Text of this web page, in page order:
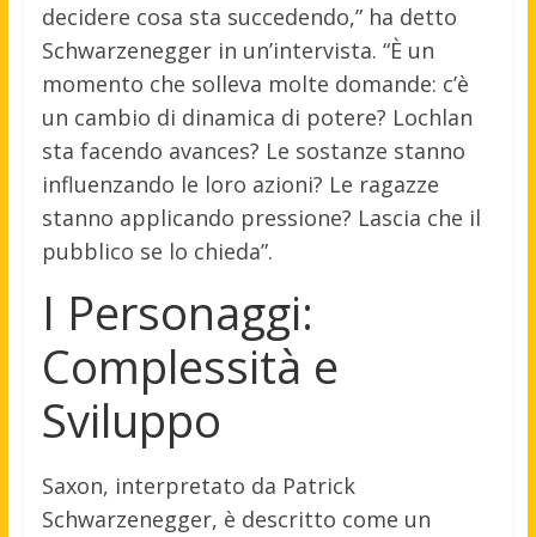
decidere cosa sta succedendo,” ha detto
Schwarzenegger in un’intervista. “È un
momento che solleva molte domande: c’è
un cambio di dinamica di potere? Lochlan
sta facendo avances? Le sostanze stanno
influenzando le loro azioni? Le ragazze
stanno applicando pressione? Lascia che il
pubblico se lo chieda”.
I Personaggi:
Complessità e
Sviluppo
Saxon, interpretato da Patrick
Schwarzenegger, è descritto come un